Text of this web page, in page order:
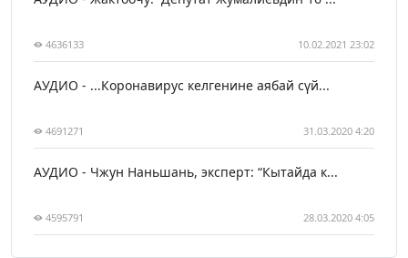
4636133 10.02.2021 23:02
АУДИО - ...Коронавирус келгенине аябай сүй...
4691271 31.03.2020 4:20
АУДИО - Чжун Наньшань, эксперт: “Кытайда к...
4595791 28.03.2020 4:05